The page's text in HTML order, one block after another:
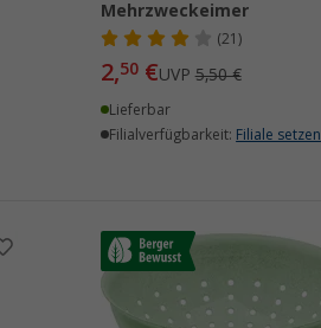
Mehrzweckeimer
(21)
2,50€UVP5,50 €
Lieferbar
Filialverfügbarkeit: Filiale setzen